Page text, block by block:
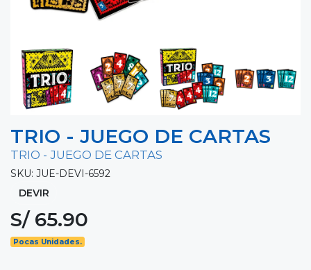
TRIO - JUEGO DE CARTAS
TRIO - JUEGO DE CARTAS
SKU: JUE-DEVI-6592
DEVIR
S/ 65.90
Pocas Unidades.